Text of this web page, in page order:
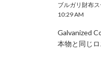
ブルガリ財布
10:29 AM
Galvanized
本物と同じ